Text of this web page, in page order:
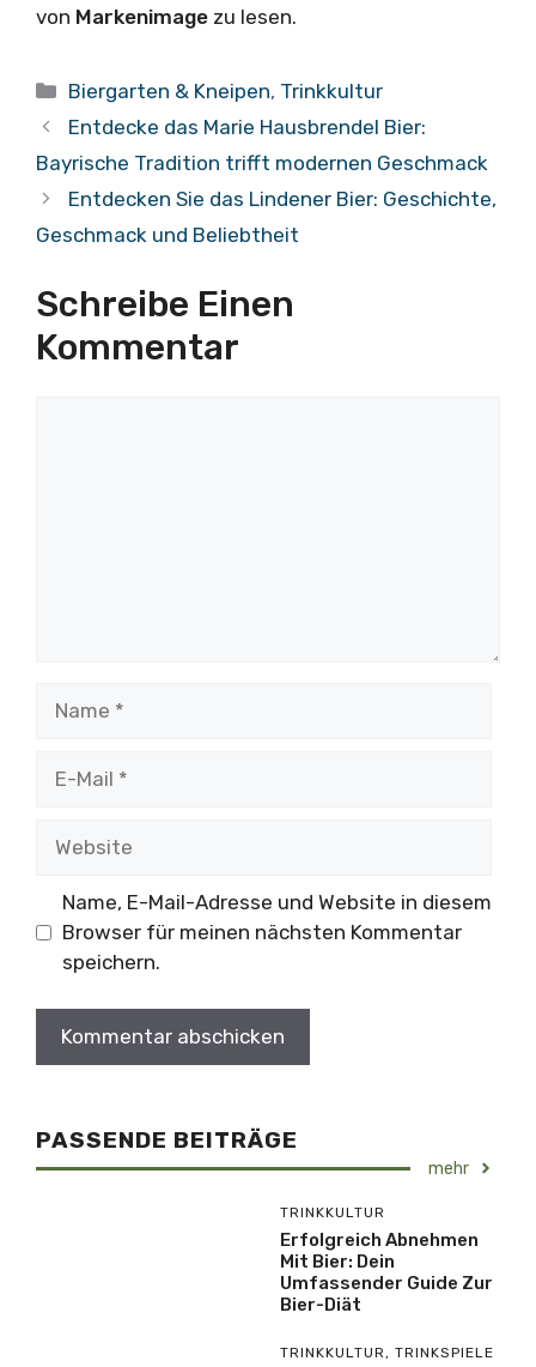
von Markenimage zu lesen.
Kategorien
Biergarten & Kneipen, Trinkkultur
Entdecke das Marie Hausbrendel Bier:
Bayrische Tradition trifft modernen Geschmack
Entdecken Sie das Lindener Bier: Geschichte,
Geschmack und Beliebtheit
Schreibe Einen
Kommentar
Name, E-Mail-Adresse und Website in diesem
Browser für meinen nächsten Kommentar
speichern.
PASSENDE BEITRÄGE
mehr
TRINKKULTUR
Erfolgreich Abnehmen
Mit Bier: Dein
Umfassender Guide Zur
Bier-Diät
TRINKKULTUR, TRINKSPIELE